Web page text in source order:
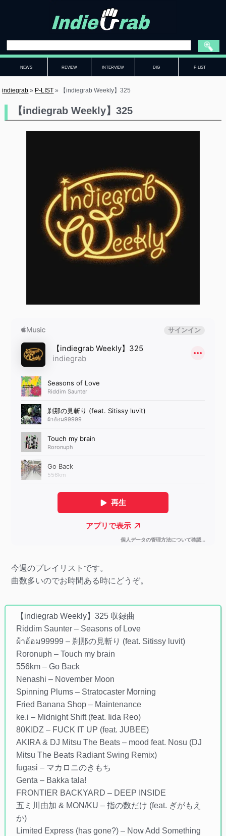
NEWS REVIEW INTERVIEW DIG P-LIST
indiegrab » P-LIST » 【indiegrab Weekly】325
【indiegrab Weekly】325
今週のプレイリストです。
曲数多いのでお時間ある時にどうぞ。
【indiegrab Weekly】325 収録曲
Riddim Saunter – Seasons of Love
ผ้าอ้อม99999 – 刹那の見斬り (feat. Sitissy luvit)
Roronuph – Touch my brain
556km – Go Back
Nenashi – November Moon
Spinning Plums – Stratocaster Morning
Fried Banana Shop – Maintenance
ke.i – Midnight Shift (feat. Iida Reo)
80KIDZ – FUCK IT UP (feat. JUBEE)
AKIRA & DJ Mitsu The Beats – mood feat. Nosu (DJ
Mitsu The Beats Radiant Swing Remix)
fugasi – マカロニのきもち
Genta – Bakka tala!
FRONTIER BACKYARD – DEEP INSIDE
五ミ川由加 & MON/KU – 指の数だけ (feat. ぎがもえ
か)
Limited Express (has gone?) – Now Add Something